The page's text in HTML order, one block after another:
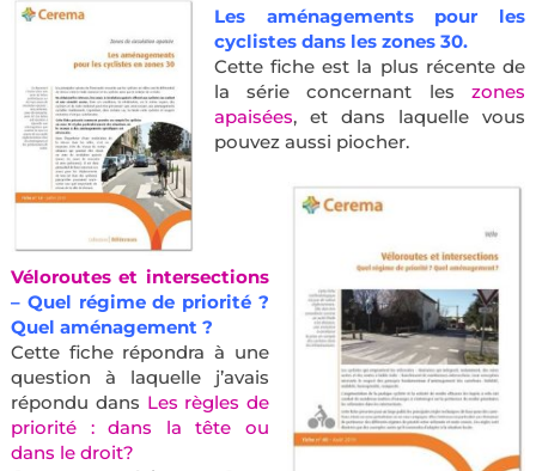
Les aménagements pour les
cyclistes dans les zones 30.
Cette fiche est la plus récente de
la série concernant leszones
apaisées, et dans laquelle vous
pouvez aussi piocher.
Véloroutes et intersections
– Quel régime de priorité ?
Quel aménagement ?
Cette fiche répondra à une
question à laquelle j’avais
répondu dans Les règles de
priorité : dans la tête ou
dans le droit?